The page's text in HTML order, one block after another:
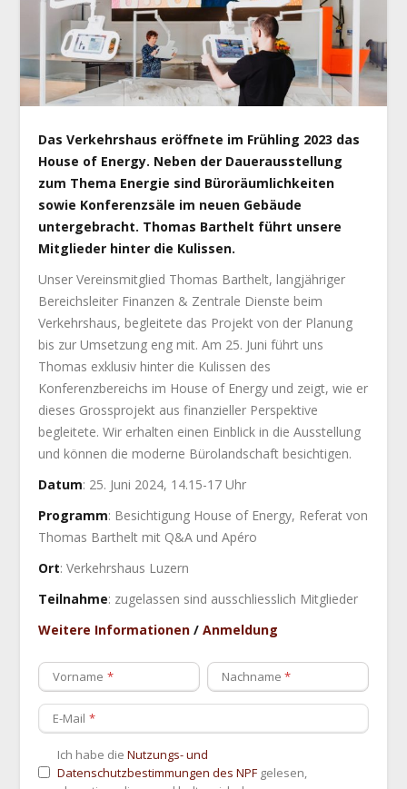
Das Verkehrshaus eröffnete im Frühling 2023 das
House of Energy. Neben der Dauerausstellung
zum Thema Energie sind Büroräumlichkeiten
sowie Konferenzsäle im neuen Gebäude
untergebracht. Thomas Barthelt führt unsere
Mitglieder hinter die Kulissen.
Unser Vereinsmitglied Thomas Barthelt, langjähriger
Bereichsleiter Finanzen & Zentrale Dienste beim
Verkehrshaus, begleitete das Projekt von der Planung
bis zur Umsetzung eng mit. Am 25. Juni führt uns
Thomas exklusiv hinter die Kulissen des
Konferenzbereichs im House of Energy und zeigt, wie er
dieses Grossprojekt aus finanzieller Perspektive
begleitete. Wir erhalten einen Einblick in die Ausstellung
und können die moderne Bürolandschaft besichtigen.
Datum: 25. Juni 2024, 14.15-17 Uhr
Programm: Besichtigung House of Energy, Referat von
Thomas Barthelt mit Q&A und Apéro
Ort: Verkehrshaus Luzern
Teilnahme: zugelassen sind ausschliesslich Mitglieder
Weitere Informationen /Anmeldung
Vorname Nachname
E-Mail
Ich habe dieNutzungs- und
Datenschutzbestimmungen des NPF gelesen,